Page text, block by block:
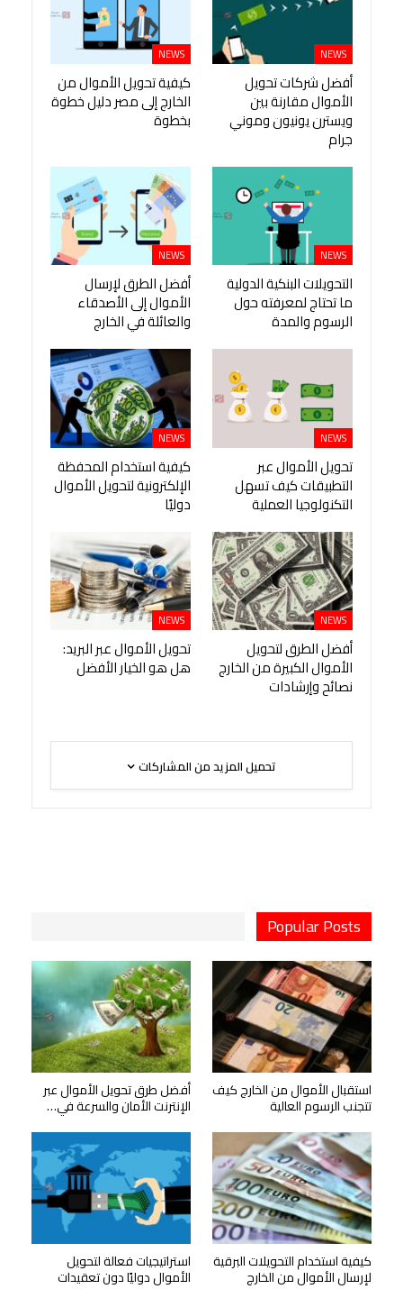
NEWS
أفضل شركات تحويل
الأموال مقارنة بين
ويسترن يونيون وموني
جرام
NEWS
كيفية تحويل الأموال من
الخارج إلى مصر دليل خطوة
بخطوة
NEWS
التحويلات البنكية الدولية
ما تحتاج لمعرفته حول
الرسوم والمدة
NEWS
أفضل الطرق لإرسال
الأموال إلى الأصدقاء
والعائلة في الخارج
NEWS
تحويل الأموال عبر
التطبيقات كيف تسهل
التكنولوجيا العملية
NEWS
كيفية استخدام المحفظة
الإلكترونية لتحويل الأموال
دوليًا
NEWS
أفضل الطرق لتحويل
الأموال الكبيرة من الخارج
نصائح وإرشادات
NEWS
تحويل الأموال عبر البريد:
هل هو الخيار الأفضل
تحميل المزيد من المشاركات
Popular Posts
استقبال الأموال من الخارج كيف
تتجنب الرسوم العالية
أفضل طرق تحويل الأموال عبر
الإنترنت الأمان والسرعة في…
كيفية استخدام التحويلات البرقية
لإرسال الأموال من الخارج
استراتيجيات فعالة لتحويل
الأموال دوليًا دون تعقيدات